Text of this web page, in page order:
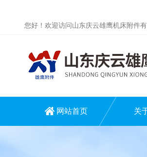
您好！欢迎访问山东庆云雄鹰机床附件有
网站首页 关